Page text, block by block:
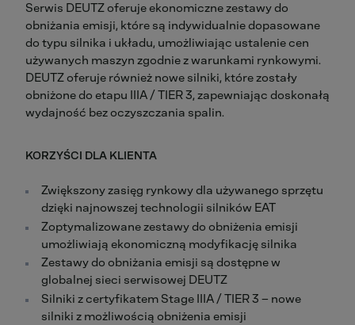
Serwis DEUTZ oferuje ekonomiczne zestawy do
obniżania emisji, które są indywidualnie dopasowane
do typu silnika i układu, umożliwiając ustalenie cen
używanych maszyn zgodnie z warunkami rynkowymi.
DEUTZ oferuje również nowe silniki, które zostały
obniżone do etapu IIIA / TIER 3, zapewniając doskonałą
wydajność bez oczyszczania spalin.
KORZYŚCI DLA KLIENTA
Zwiększony zasięg rynkowy dla używanego sprzętu
dzięki najnowszej technologii silników EAT
Zoptymalizowane zestawy do obniżenia emisji
umożliwiają ekonomiczną modyfikację silnika
Zestawy do obniżania emisji są dostępne w
globalnej sieci serwisowej DEUTZ
Silniki z certyfikatem Stage IIIA / TIER 3 – nowe
silniki z możliwością obniżenia emisji